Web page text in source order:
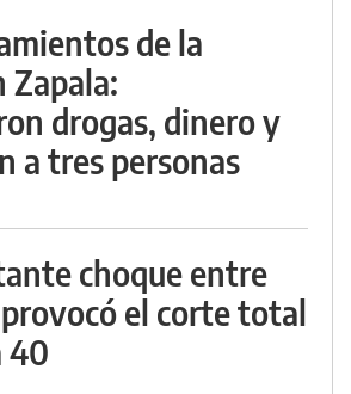
de la
Zapala:
drogas, dinero y
a tres personas
choque entre
el corte total
40